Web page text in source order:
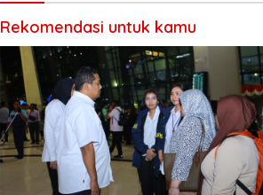
Rekomendasi untuk kamu